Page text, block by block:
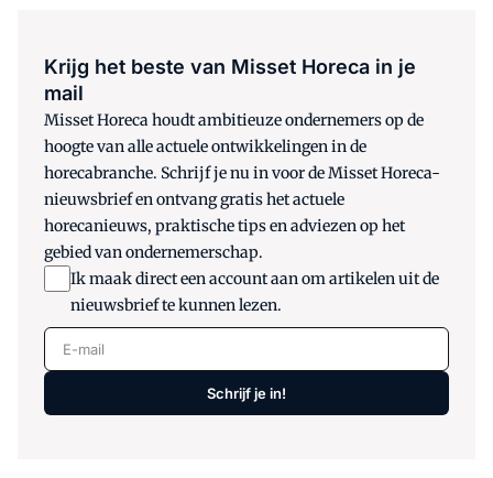
Krijg het beste van Misset Horeca in je
mail
Misset Horeca houdt ambitieuze ondernemers op de
hoogte van alle actuele ontwikkelingen in de
horecabranche. Schrijf je nu in voor de Misset Horeca-
nieuwsbrief en ontvang gratis het actuele
horecanieuws, praktische tips en adviezen op het
gebied van ondernemerschap.
Ik maak direct een account aan om artikelen uit de
nieuwsbrief te kunnen lezen.
E-mail
Schrijf je in!